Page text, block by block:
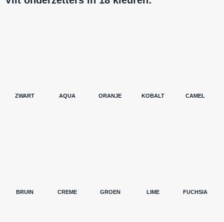
ZWART AQUA ORANJE KOBALT CAMEL
BRUIN CREME GROEN LIME FUCHSIA